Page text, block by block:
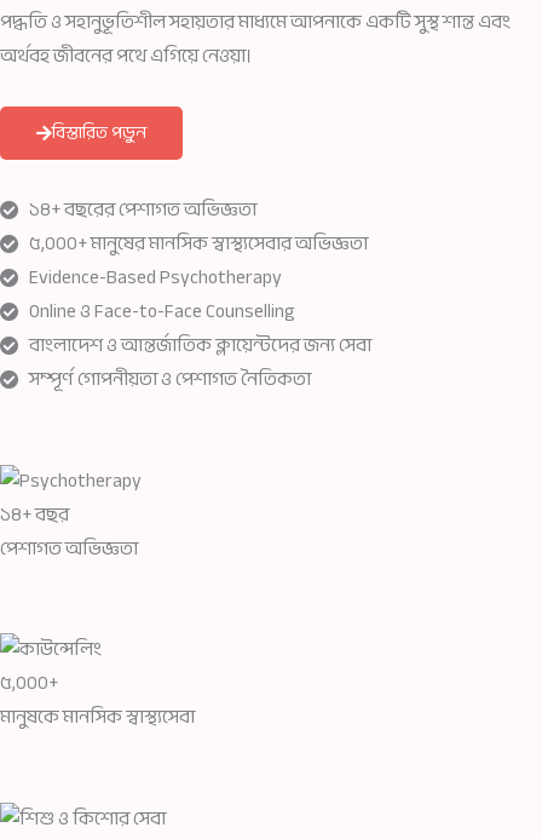
পদ্ধতি ও সহানুভূতিশীল সহায়তার মাধ্যমে আপনাকে একটি সুস্থ শান্ত এবং
অর্থবহ জীবনের পথে এগিয়ে নেওয়া।
বিস্তারিত পড়ুন
১৪+ বছরের পেশাগত অভিজ্ঞতা
৫,০০০+ মানুষের মানসিক স্বাস্থ্যসেবার অভিজ্ঞতা
Evidence-Based Psychotherapy
Online ও Face-to-Face Counselling
বাংলাদেশ ও আন্তর্জাতিক ক্লায়েন্টদের জন্য সেবা
সম্পূর্ণ গোপনীয়তা ও পেশাগত নৈতিকতা
১৪+ বছর
পেশাগত অভিজ্ঞতা
৫,০০০+
মানুষকে মানসিক স্বাস্থ্যসেবা